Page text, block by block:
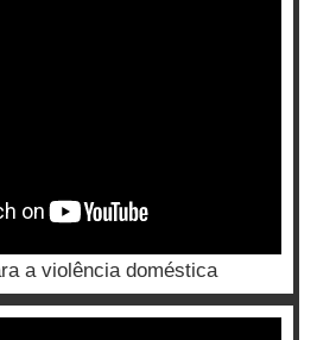
a violência doméstica